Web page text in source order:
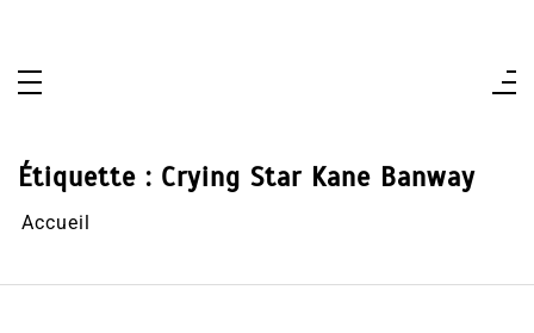
Étiquette : Crying Star Kane Banway
Accueil